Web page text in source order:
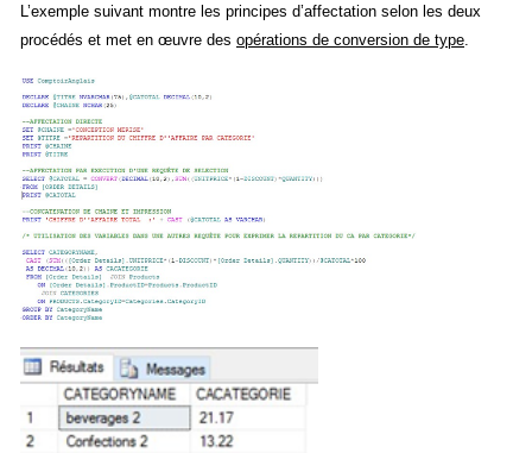
L’exemple suivant montre les principes d’affectation selon les deux
procédés et met en œuvre des opérations de conversion de type.